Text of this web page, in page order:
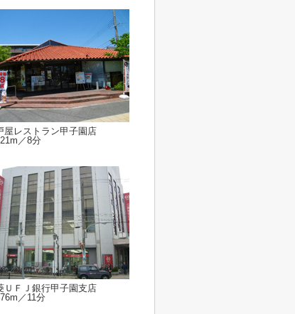
屋レストラン甲子園店
／8分
ＵＦＪ銀行甲子園支店
／11分